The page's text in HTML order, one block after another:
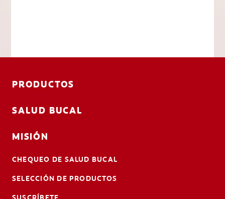
PRODUCTOS
SALUD BUCAL
MISIÓN
CHEQUEO DE SALUD BUCAL
SELECCIÓN DE PRODUCTOS